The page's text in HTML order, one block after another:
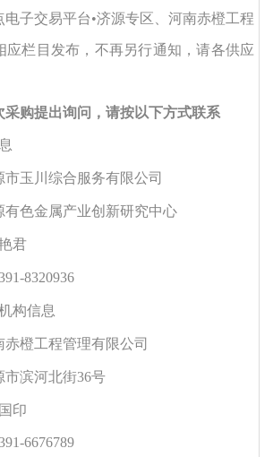
电子交易平台•济源专区、河南赤橙工程
应栏目发布，不再另行通知，请各供应
采购提出询问，请按以下方式联系
市玉川综合服务有限公司
有色金属产业创新研究中心
君
8320936
构信息
赤橙工程管理有限公司
市滨河北街36号
印
6676789